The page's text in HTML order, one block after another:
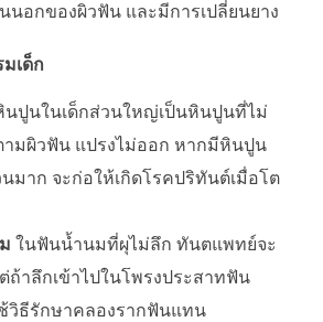
อกของผิวฟัน และมีการเปลี่ยนยาง
เด็ก
นปูนในเด็กส่วนใหญ่เป็นหินปูนที่ไม่
ามผิวฟัน แปรงไม่ออก หากมีหินปูน
มาก จะก่อให้เกิดโรคปริทันต์เมื่อโต
ในฟันน้ำนมที่ผุไม่ลึก ทันตแพทย์จะ
ถ้าลึกเข้าไปในโพรงประสาทฟัน
วิธีรักษาคลองรากฟันแทน